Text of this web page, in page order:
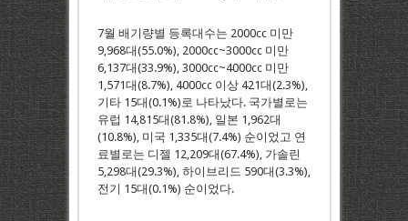
7월 배기량별 등록대수는 2000cc 미만
9,968대(55.0%), 2000cc~3000cc 미만
6,137대(33.9%), 3000cc~4000cc 미만
1,571대(8.7%), 4000cc 이상 421대(2.3%),
기타 15대(0.1%)로 나타났다. 국가별로는
유럽 14,815대(81.8%), 일본 1,962대
(10.8%), 미국 1,335대(7.4%) 순이었고 연
료별로는 디젤 12,209대(67.4%), 가솔린
5,298대(29.3%), 하이브리드 590대(3.3%),
전기 15대(0.1%) 순이었다.